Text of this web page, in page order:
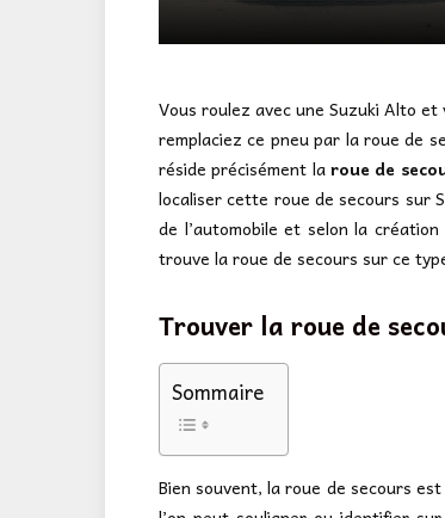
Vous roulez avec une Suzuki Alto
remplaciez ce pneu par la roue de
réside précisément laroue de
localiser cette roue de secours sur
de l’automobile et selon la
trouve la roue de secours sur ce
Trouver la roue de
Sommaire
Bien souvent, la roue de secours est